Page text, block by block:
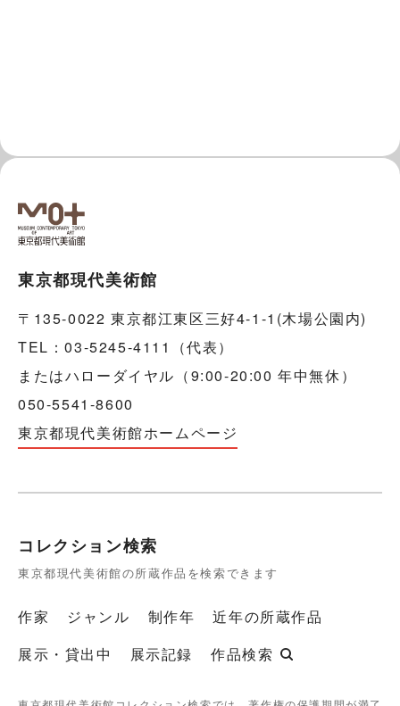
東京都現代美術館
〒135-0022 東京都江東区三好4-1-1(木場公園内)
TEL：03-5245-4111（代表）
またはハローダイヤル（9:00-20:00 年中無休）
050-5541-8600
東京都現代美術館ホームページ
コレクション検索
東京都現代美術館の所蔵作品を検索できます
作家 ジャンル 制作年
近年の所蔵作品
展示・貸出中
展示記録 作品検索